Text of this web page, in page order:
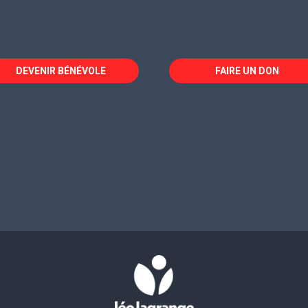
DEVENIR BÉNÉVOLE FAIRE UN DON